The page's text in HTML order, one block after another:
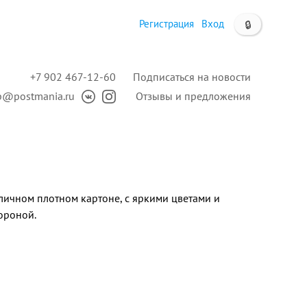
🔒
Регистрация Вход
Подписаться на новости
Отзывы и предложения
+7 902 467-12-60
плотном картоне, с яркими цветами и